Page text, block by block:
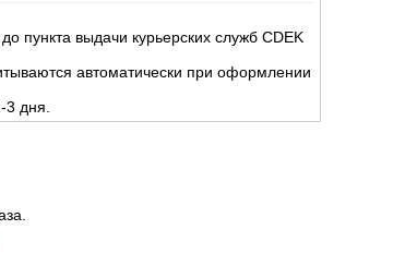
пункта выдачи курьерских служб CDEK
автоматически при оформлении
3 дня.